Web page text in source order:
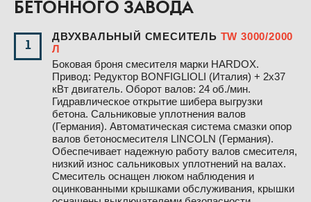
БЕТОННОГО ЗАВОДА
1
ДВУХВАЛЬНЫЙ СМЕСИТЕЛЬ TW 3000/2000
Л
Боковая броня смесителя марки HARDOX.
Привод: Редуктор BONFIGLIOLI (Италия) + 2х37
кВт двигатель. Оборот валов: 24 об./мин.
Гидравлическое открытие шибера выгрузки
бетона. Сальниковые уплотнения валов
(Германия). Автоматическая система смазки опор
валов бетоносмесителя LINCOLN (Германия).
Обеспечивает надежную работу валов смесителя,
низкий износ сальниковых уплотнений на валах.
Смеситель оснащен люком наблюдения и
оцинкованными крышками обслуживания, крышки